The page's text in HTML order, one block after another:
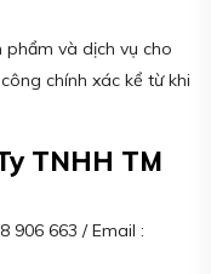
phẩm và dịch vụ cho
chính xác kể từ khi
TNHH TM
906 663 / Email :